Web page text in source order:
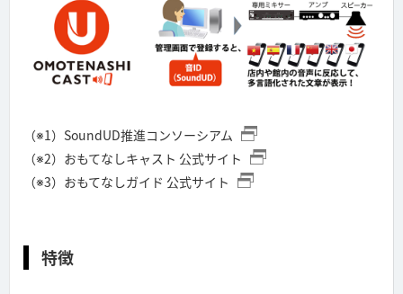
（※1）SoundUD推進コンソーシアム
（※2）おもてなしキャスト 公式サイト
（※3）おもてなしガイド 公式サイト
特徴